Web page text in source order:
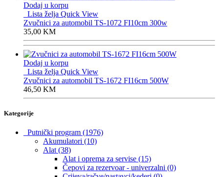
Dodaj u korpu
Lista želja Quick View
Zvučnici za automobil TS-1072 FI10cm 300w
35,00 KM
Dodaj u korpu
Lista želja Quick View
Zvučnici za automobil TS-1672 FI16cm 500W
46,50 KM
Kategorije
Putnički program (1976)
Akumulatori (10)
Alat (38)
Alat i oprema za servise (15)
Čepovi za rezervoar - univerzalni (0)